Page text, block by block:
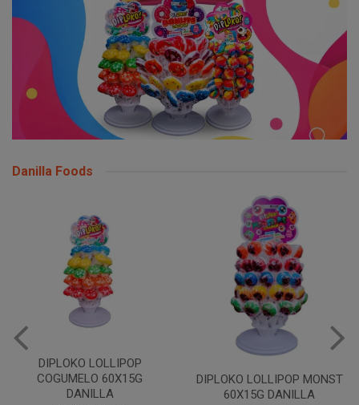
Danilla Foods
DIPLOKO LOLLIPOP MONST
60X15G DANILLA
60X15G DANILLA